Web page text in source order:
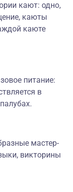
кают: одно,
каюты
каюте
питание:
в
мастер-
викторины